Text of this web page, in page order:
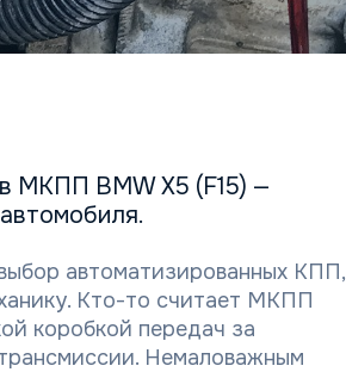
МКПП BMW X5 (F15) —
автоматизированных КПП,
Кто-то считает МКПП
коробкой передач за
Немаловажным